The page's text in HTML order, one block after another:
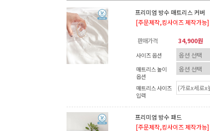
프리미엄 방수 매트리스 커버
[주문제작,킹사이즈 제작가능]
판매가격 34,900원
사이즈 옵션
매트리스 높이
옵션
매트리스 사이즈
입력
프리미엄 방수 패드
[주문제작,킹사이즈 제작가능]